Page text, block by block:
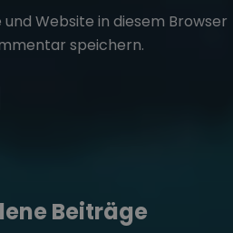
Website in diesem Browser
speichern.
Beiträge